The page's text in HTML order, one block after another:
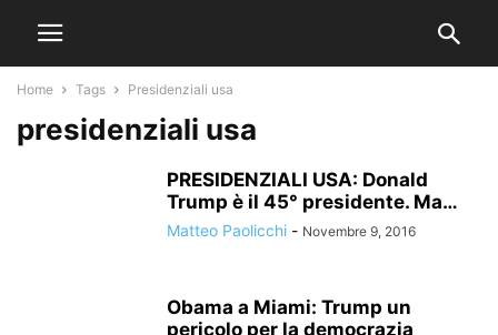
Home Tags Presidenziali usa
presidenziali usa
PRESIDENZIALI USA: Donald
Trump è il 45° presidente. Ma…
Matteo Paolicchi - Novembre 9, 2016
Obama a Miami: Trump un
pericolo per la democrazia